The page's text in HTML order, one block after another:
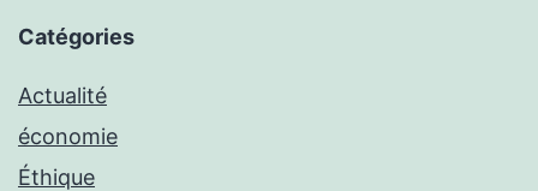
Catégories
Actualité
économie
Éthique